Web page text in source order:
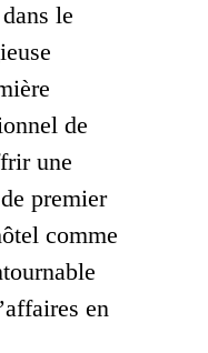
le
de
une
premier
comme
en